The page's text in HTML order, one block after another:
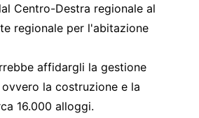
Centro-Destra regionale al
regionale per l'abitazione
affidargli la gestione
la costruzione e la
16.000 alloggi.